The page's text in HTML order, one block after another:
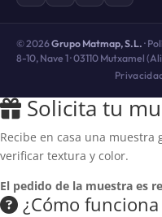
Suelos rústicos
Azulejo hidráulico
Porcelánico imitación
Gres porcelánico
Cerámica de gran
Revestimiento de pared
Sobre nosotros
Promociones y
Envío y devoluciones
Términos y condiciones
Condiciones de
Política de privacidad
Política de cookies
© 2026Grupo Matmap, S.L. ·
8-10, Nave 1 · 03110 Mutxamel
Solicita tu
Recibe en casa una muestra
verificar textura y color.
El pedido de la muestra es
¿Cómo